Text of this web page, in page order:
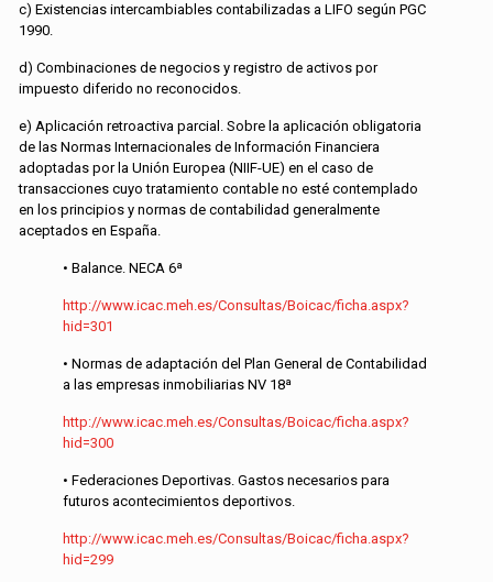
c) Existencias intercambiables contabilizadas a LIFO según PGC
1990.
d) Combinaciones de negocios y registro de activos por
impuesto diferido no reconocidos.
e) Aplicación retroactiva parcial. Sobre la aplicación obligatoria
de las Normas Internacionales de Información Financiera
adoptadas por la Unión Europea (NIIF-UE) en el caso de
transacciones cuyo tratamiento contable no esté contemplado
en los principios y normas de contabilidad generalmente
aceptados en España.
• Balance. NECA 6ª
http://www.icac.meh.es/Consultas/Boicac/ficha.aspx?
hid=301
• Normas de adaptación del Plan General de Contabilidad
a las empresas inmobiliarias NV 18ª
http://www.icac.meh.es/Consultas/Boicac/ficha.aspx?
hid=300
• Federaciones Deportivas. Gastos necesarios para
futuros acontecimientos deportivos.
http://www.icac.meh.es/Consultas/Boicac/ficha.aspx?
hid=299